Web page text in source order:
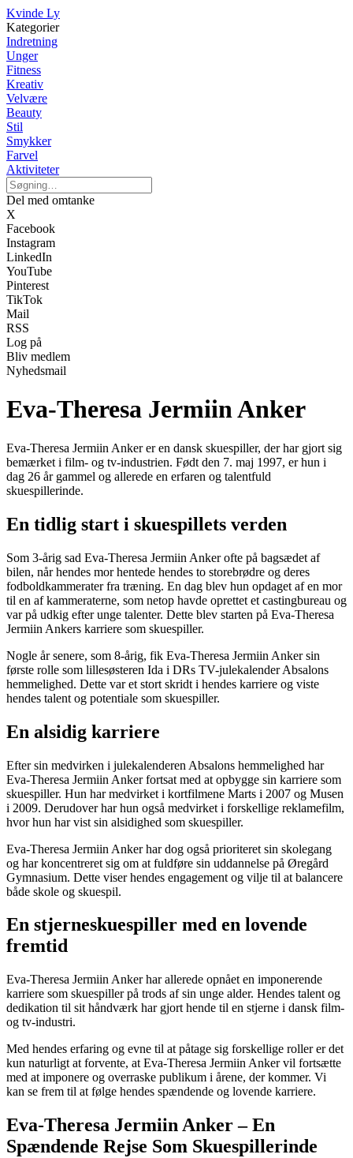
Kvinde Ly
Kategorier
Indretning
Unger
Fitness
Kreativ
Velvære
Beauty
Stil
Smykker
Farvel
Aktiviteter
Del med omtanke
X
Facebook
Instagram
LinkedIn
YouTube
Pinterest
TikTok
Mail
RSS
Log på
Bliv medlem
Nyhedsmail
Eva-Theresa Jermiin Anker
Eva-Theresa Jermiin Anker er en dansk skuespiller, der har gjort sig
bemærket i film- og tv-industrien. Født den 7. maj 1997, er hun i
dag 26 år gammel og allerede en erfaren og talentfuld
skuespillerinde.
En tidlig start i skuespillets verden
Som 3-årig sad Eva-Theresa Jermiin Anker ofte på bagsædet af
bilen, når hendes mor hentede hendes to storebrødre og deres
fodboldkammerater fra træning. En dag blev hun opdaget af en mor
til en af kammeraterne, som netop havde oprettet et castingbureau og
var på udkig efter unge talenter. Dette blev starten på Eva-Theresa
Jermiin Ankers karriere som skuespiller.
Nogle år senere, som 8-årig, fik Eva-Theresa Jermiin Anker sin
første rolle som lillesøsteren Ida i DRs TV-julekalender Absalons
hemmelighed. Dette var et stort skridt i hendes karriere og viste
hendes talent og potentiale som skuespiller.
En alsidig karriere
Efter sin medvirken i julekalenderen Absalons hemmelighed har
Eva-Theresa Jermiin Anker fortsat med at opbygge sin karriere som
skuespiller. Hun har medvirket i kortfilmene Marts i 2007 og Musen
i 2009. Derudover har hun også medvirket i forskellige reklamefilm,
hvor hun har vist sin alsidighed som skuespiller.
Eva-Theresa Jermiin Anker har dog også prioriteret sin skolegang
og har koncentreret sig om at fuldføre sin uddannelse på Øregård
Gymnasium. Dette viser hendes engagement og vilje til at balancere
både skole og skuespil.
En stjerneskuespiller med en lovende
fremtid
Eva-Theresa Jermiin Anker har allerede opnået en imponerende
karriere som skuespiller på trods af sin unge alder. Hendes talent og
dedikation til sit håndværk har gjort hende til en stjerne i dansk film-
og tv-industri.
Med hendes erfaring og evne til at påtage sig forskellige roller er det
kun naturligt at forvente, at Eva-Theresa Jermiin Anker vil fortsætte
med at imponere og overraske publikum i årene, der kommer. Vi
kan se frem til at følge hendes spændende og lovende karriere.
Eva-Theresa Jermiin Anker – En
Spændende Rejse Som Skuespillerinde